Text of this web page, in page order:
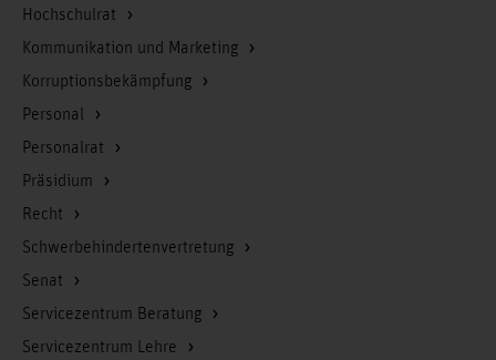
Hochschulrat
Kommunikation und Marketing
Korruptionsbekämpfung
Personal
Personalrat
Präsidium
Recht
Schwerbehindertenvertretung
Senat
Servicezentrum Beratung
Servicezentrum Lehre